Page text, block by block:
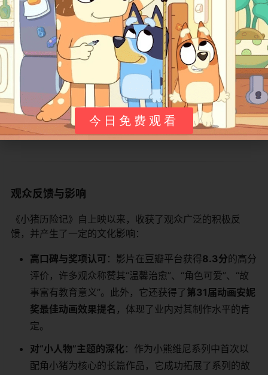
​Tigger / 跳跳虎​ 吉姆·库明斯 (Jim Cummings)
​Eeyore / 伊约​ 皮特·库伦 (Peter Cullen)
​Rabbit / 兔子拉比特​ 肯·山逊 (Ken Samson)
​Roo / 小袋鼠小豆​ 未明确（动画角色）
​Kanga / 袋鼠妈妈康卡​ 未明确（动画角色）
观众反馈与影响
《小猪历险记》自上映以来，收获了观众广泛的积极反
馈，并产生了一定的文化影响：
​高口碑与奖项认可​ ​：影片在豆瓣平台获得​​8.3分​​的高分
评价，许多观众称赞其“温馨治愈”、“角色可爱”、“故
事富有教育意义”。此外，它还获得了​​第31届动画安妮
奖最佳动画效果提名​ ​，体现了业内对其制作水平的肯
定。
​对“小人物”主题的深化​ ​：作为小熊维尼系列中首次以
配角小猪为核心的长篇作品，它成功拓展了系列的故
今日免费观看